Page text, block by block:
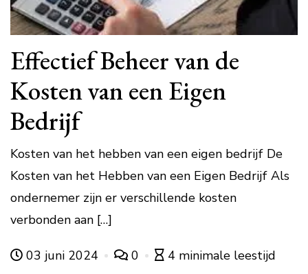
Effectief Beheer van de
Kosten van een Eigen
Bedrijf
Kosten van het hebben van een eigen bedrijf De
Kosten van het Hebben van een Eigen Bedrijf Als
ondernemer zijn er verschillende kosten
verbonden aan […]
03 juni 2024 0 4 minimale leestijd